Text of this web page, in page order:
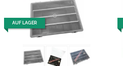
AUF LAGER